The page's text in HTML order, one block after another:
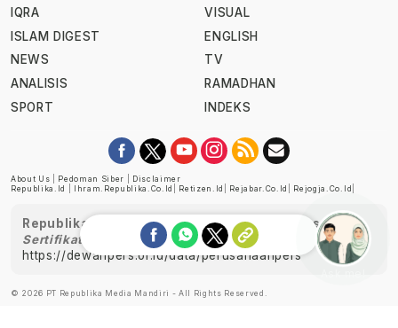
IQRA
ISLAM DIGEST
NEWS
ANALISIS
SPORT
VISUAL
ENGLISH
TV
RAMADHAN
INDEKS
About Us Pedoman Siber
Disclaimer
Republika.id
Ihram.republika.co.id Retizen.id Rejabar.co.id Rejogja.co.id
Republika telah diverifikasi oleh Dewan Pers
Sertifikat Nomor 1058/DP-Verifikasi/K/XII/2022
https://dewanpers.or.id/data/perusahaanpers
© 2026 PT Republika Media Mandiri - All Rights Reserved.